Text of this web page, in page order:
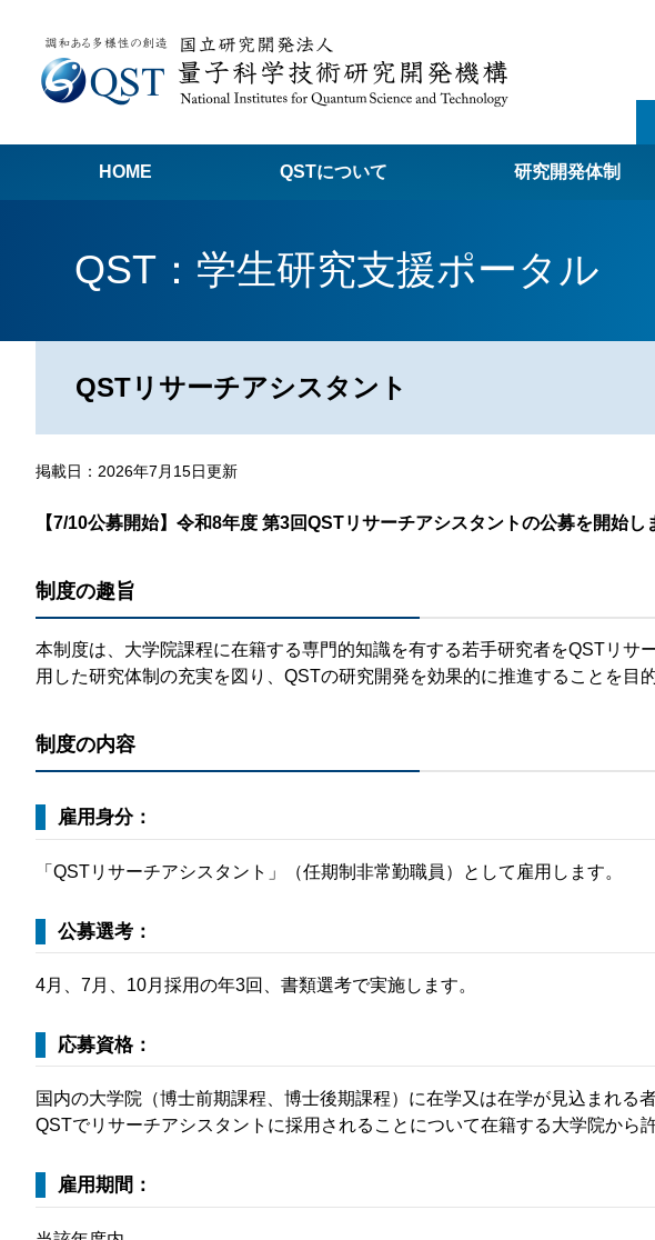
HOME QSTについて
個人情報関連の情報
研究開発体制
関西光量子科学研究所
QST：学生研究支援ポータル
QSTリサーチアシスタント
掲載日：2026年7月15日更新
【7/10公募開始】令和8年度 第3回QSTリサーチアシスタントの公募を開始し
制度の趣旨
本制度は、大学院課程に在籍する専門的知識を有する若手研究者をQSTリサ
用した研究体制の充実を図り、QSTの研究開発を効果的に推進することを目
制度の内容
​雇用身分：
「QSTリサーチアシスタント」（任期制非常勤職員）として雇用します。
​公募選考：
4月、7月、10月採用の年3回、書類選考で実施します。
応募資格：
国内の大学院（博士前期課程、博士後期課程）に在学又は在学が見込まれる者
QSTでリサーチアシスタントに採用されることについて在籍する大学院から
雇用期間：